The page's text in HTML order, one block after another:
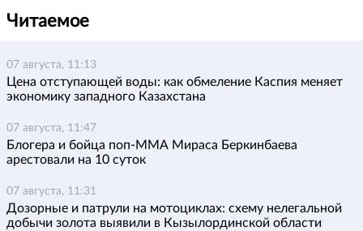
Читаемое
07 августа, 11:13
Цена отступающей воды: как обмеление Каспия меняет
экономику западного Казахстана
07 августа, 11:47
Блогера и бойца поп-ММА Мираса Беркинбаева
арестовали на 10 суток
07 августа, 11:31
Дозорные и патрули на мотоциклах: схему нелегальной
добычи золота выявили в Кызылординской области